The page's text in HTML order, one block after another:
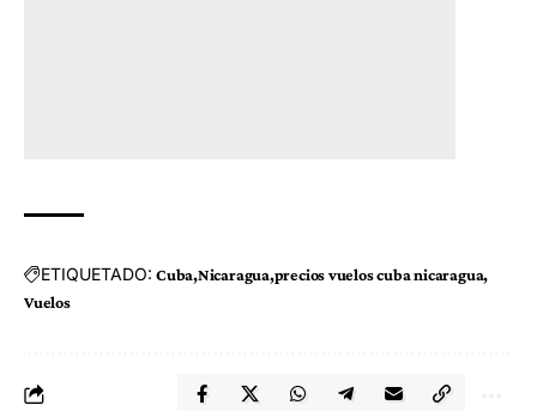
ETIQUETADO: Cuba Nicaragua precios vuelos cuba nicaragua
Vuelos